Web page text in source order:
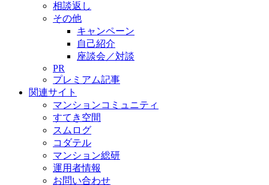
相談返し
その他
キャンペーン
自己紹介
座談会／対談
PR
プレミアム記事
関連サイト
マンションコミュニティ
すてき空間
スムログ
コダテル
マンション総研
運用者情報
お問い合わせ